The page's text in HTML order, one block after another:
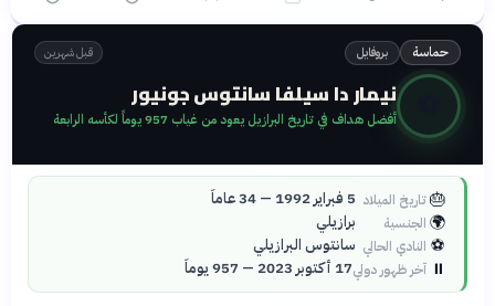
حماسة بروفايل قبل شهرين
نيمار دا سيلفا سانتوس جونيور
أفضل هداف في تاريخ البرازيل يعود من غياب 957 يوماً لكأسه الرابعة
🎂تاريخ الميلاد 5 فبراير 1992 — 34 عاماً
🌍 الجنسية برازيلي
⚽ النادي الحالي سانتوس البرازيلي
⏸️ آخر ظهور دولي17 أكتوبر 2023 — 957 يوماً